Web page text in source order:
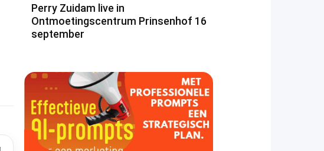
Perry Zuidam live in
Ontmoetingscentrum Prinsenhof 16
september